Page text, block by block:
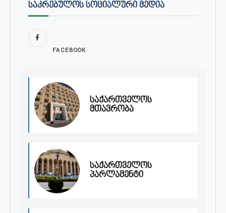
ᲡᲐᲙᲠᲔᲑᲣᲚᲝᲡ ᲡᲝᲪᲘᲐᲚᲣᲠᲘ ᲛᲔᲓᲘᲐ
FACEBOOK
საქართველოს
მთავრობა
საქართველოს
პარლამენტი